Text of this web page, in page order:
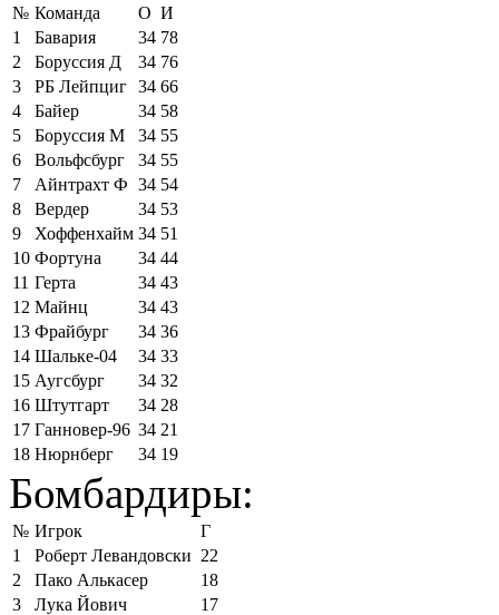
№ Команда О И
1
Бавария 34 78
2
Боруссия Д 34 76
3
РБ Лейпциг 34 66
4
Байер 34 58
5
Боруссия М 34 55
6
Вольфсбург 34 55
7
Айнтрахт Ф 34 54
8
Вердер 34 53
9
Хоффенхайм 34 51
10 Фортуна 34 44
11 Герта 34 43
12 Майнц 34 43
13 Фрайбург 34 36
14 Шальке-04 34 33
15 Аугсбург 34 32
16 Штутгарт 34 28
17 Ганновер-96 34 21
18 Нюрнберг 34 19
Бомбардиры:
№ Игрок
Г
1
Роберт Левандовски 22
2
Пако Алькасер
18
3
Лука Йович
17